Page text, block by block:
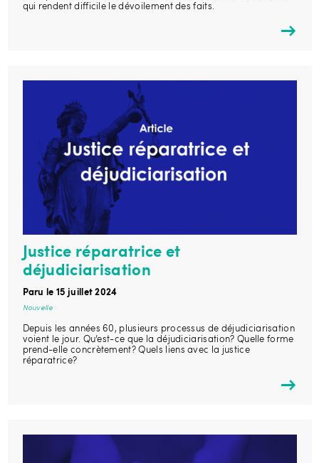
qui rendent difficile le dévoilement des faits.
Justice réparatrice et
déjudiciarisation
Paru le 15 juillet 2024
Nouvelle
Depuis les années 60, plusieurs processus de déjudiciarisation
voient le jour. Qu’est-ce que la déjudiciarisation? Quelle forme
prend-elle concrètement? Quels liens avec la justice
réparatrice?